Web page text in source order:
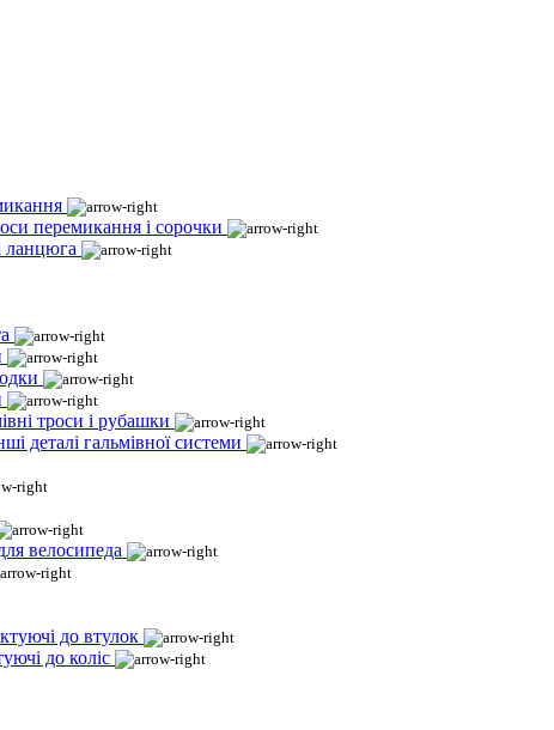
перемикання і сорочки
ланцюга
троси і рубашки
деталі гальмівної системи
велосипеда
до втулок
до коліс